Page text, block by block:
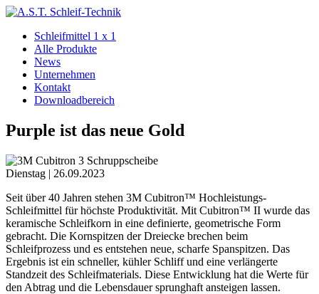
Schleifmittel 1 x 1
Alle Produkte
News
Unternehmen
Kontakt
Downloadbereich
Purple ist das neue Gold
Dienstag | 26.09.2023
Seit über 40 Jahren stehen 3M Cubitron™ Hochleistungs-
Schleifmittel für höchste Produktivität. Mit Cubitron™ II wurde das
keramische Schleifkorn in eine definierte, geometrische Form
gebracht. Die Kornspitzen der Dreiecke brechen beim
Schleifprozess und es entstehen neue, scharfe Spanspitzen. Das
Ergebnis ist ein schneller, kühler Schliff und eine verlängerte
Standzeit des Schleifmaterials. Diese Entwicklung hat die Werte für
den Abtrag und die Lebensdauer sprunghaft ansteigen lassen.